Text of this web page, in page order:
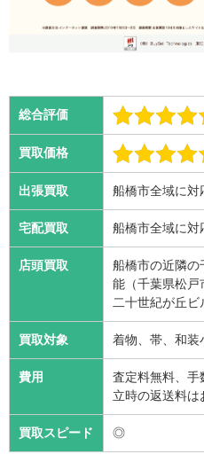
総合評価
買取価格
出張買取 船橋市全域に対
宅配買取 船橋市全域に対
店頭買取
船橋市の近隣の
能（千葉県松戸
二十世紀が丘ビ
買取対象 着物、帯、和装
費用
査定料無料、手
立時の返送料は
買取スピード ◎